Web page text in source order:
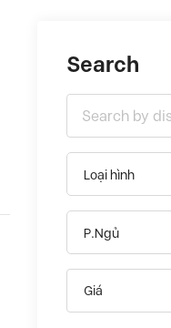
Search
Loại hình
P.Ngủ
Giá